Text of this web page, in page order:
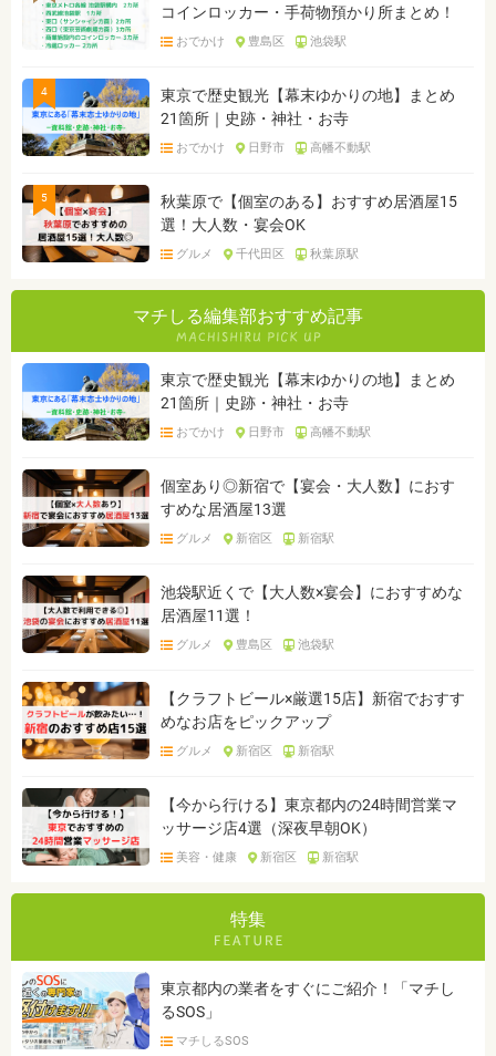
コインロッカー・手荷物預かり所まとめ！
おでかけ 豊島区 池袋駅
4
東京で歴史観光【幕末ゆかりの地】まとめ
21箇所｜史跡・神社・お寺
おでかけ 日野市 高幡不動駅
5
秋葉原で【個室のある】おすすめ居酒屋15
選！大人数・宴会OK
グルメ 千代田区 秋葉原駅
マチしる編集部おすすめ記事
東京で歴史観光【幕末ゆかりの地】まとめ
21箇所｜史跡・神社・お寺
おでかけ 日野市 高幡不動駅
個室あり◎新宿で【宴会・大人数】におす
すめな居酒屋13選
グルメ 新宿区 新宿駅
池袋駅近くで【大人数×宴会】におすすめな
居酒屋11選！
グルメ 豊島区 池袋駅
【クラフトビール×厳選15店】新宿でおすす
めなお店をピックアップ
グルメ 新宿区 新宿駅
【今から行ける】東京都内の24時間営業マ
ッサージ店4選（深夜早朝OK）
美容・健康 新宿区 新宿駅
特集
東京都内の業者をすぐにご紹介！「マチし
るSOS」
マチしるSOS